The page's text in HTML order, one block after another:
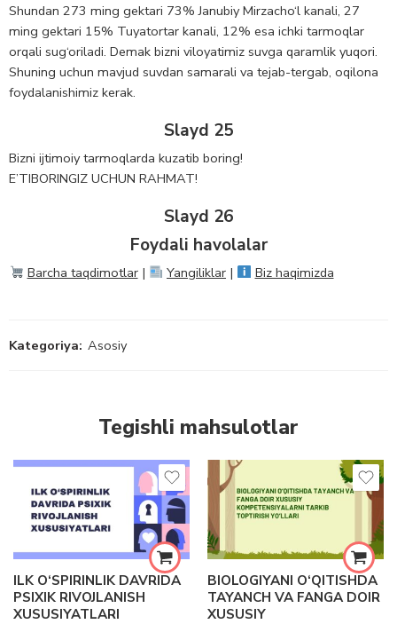
Shundan 273 ming gektari 73% Janubiy Mirzacho‘l kanali, 27
ming gektari 15% Tuyatortar kanali, 12% esa ichki tarmoqlar
orqali sug‘oriladi. Demak bizni viloyatimiz suvga qaramlik yuqori.
Shuning uchun mavjud suvdan samarali va tejab-tergab, oqilona
foydalanishimiz kerak.
Slayd 25
Bizni ijtimoiy tarmoqlarda kuzatib boring!
E’TIBORINGIZ UCHUN RAHMAT!
Slayd 26
Foydali havolalar
Barcha taqdimotlar| Yangiliklar | Biz haqimizda
Kategoriya: Asosiy
Tegishli mahsulotlar
ILK O‘SPIRINLIK DAVRIDA
PSIXIK RIVOJLANISH
XUSUSIYATLARI
BIOLOGIYANI O‘QITISHDA
TAYANCH VA FANGA DOIR
XUSUSIY